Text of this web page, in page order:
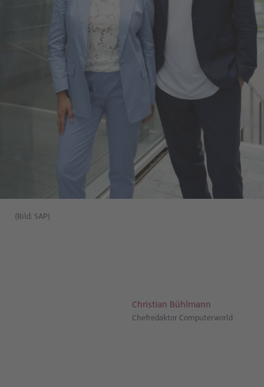
(Bild: SAP)
Christian Bühlmann
Chefredaktor Computerworld